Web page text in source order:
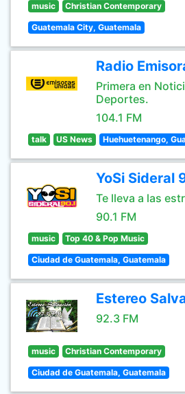
music Christian Contemporary
Guatemala City, Guatemala
Radio
Primera en
Deportes.
104.1 FM
talk US News Huehuetenango,
YoSi Sideral
Te lleva a las
90.1 FM
music Top 40 & Pop Music
Ciudad de Guatemala, Guatemala
Estereo
92.3 FM
music Christian Contemporary
Ciudad de Guatemala, Guatemala